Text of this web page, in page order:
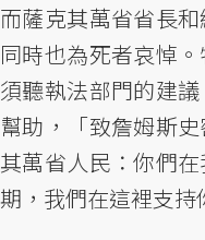
而薩克其萬省省長
同時也為死者哀悼
須聽執法部門的建
幫助，「致詹姆斯
其萬省人民：你們
期，我們在這裡支持